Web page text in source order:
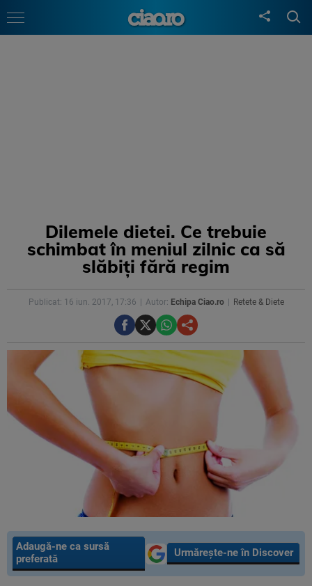
Dilemele dietei. Ce trebuie
schimbat în meniul zilnic ca să
slăbiți fără regim
Publicat: 16 iun. 2017, 17:36 Autor: Echipa Ciao.ro Retete & Diete
Adaugă-ne ca sursă
preferată
Urmărește-ne în Discover